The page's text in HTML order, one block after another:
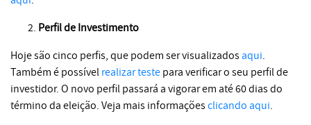
Perfil de Investimento
Hoje são cinco perfis, que podem ser visualizados aqui.
Também é possível realizar teste para verificar o seu perfil de
investidor. O novo perfil passará a vigorar em até 60 dias do
término da eleição. Veja mais informações clicando aqui.